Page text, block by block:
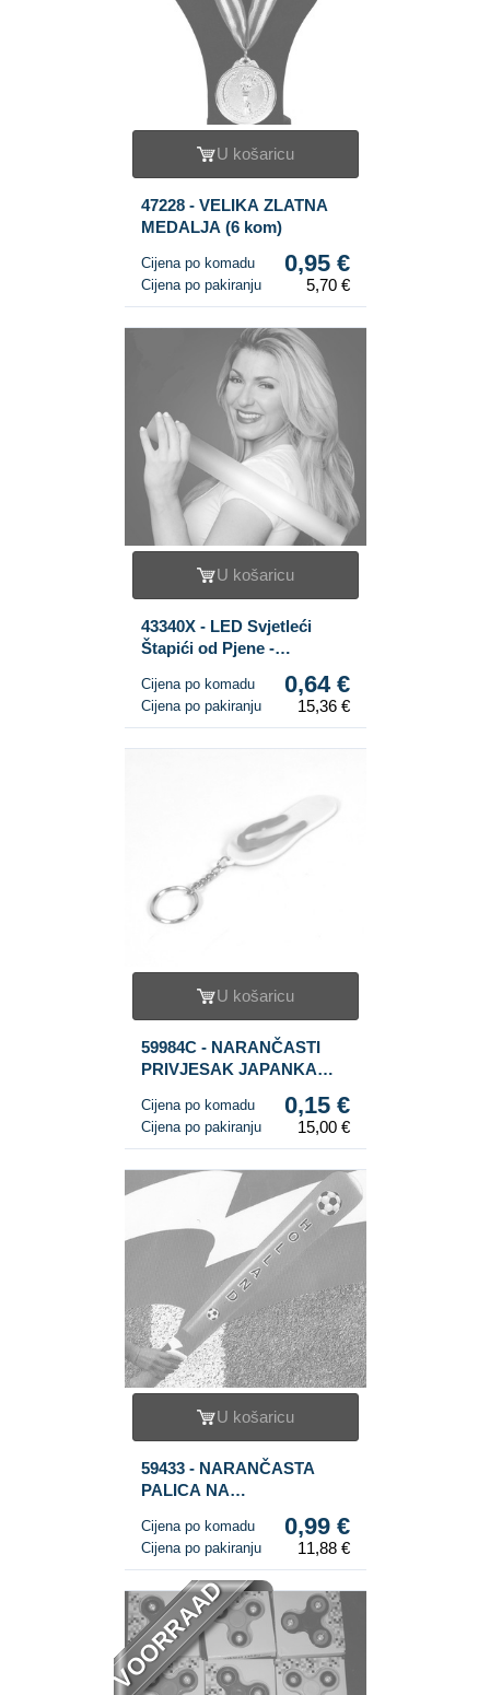
U košaricu
47228 - VELIKA ZLATNA
MEDALJA (6 kom)
Cijena po komadu 0,95 €
Cijena po pakiranju 5,70 €
U košaricu
43340X - LED Svjetleći
Štapići od Pjene -
kom)
Cijena po komadu 0,64 €
Cijena po pakiranju 15,36 €
U košaricu
59984C - NARANČASTI
PRIVJESAK JAPANKA
Cijena po komadu 0,15 €
Cijena po pakiranju 15,00 €
U košaricu
59433 - NARANČASTA
PALICA NA
duga! (12 kom.)
Cijena po komadu 0,99 €
Cijena po pakiranju 11,88 €
VOORRAAD